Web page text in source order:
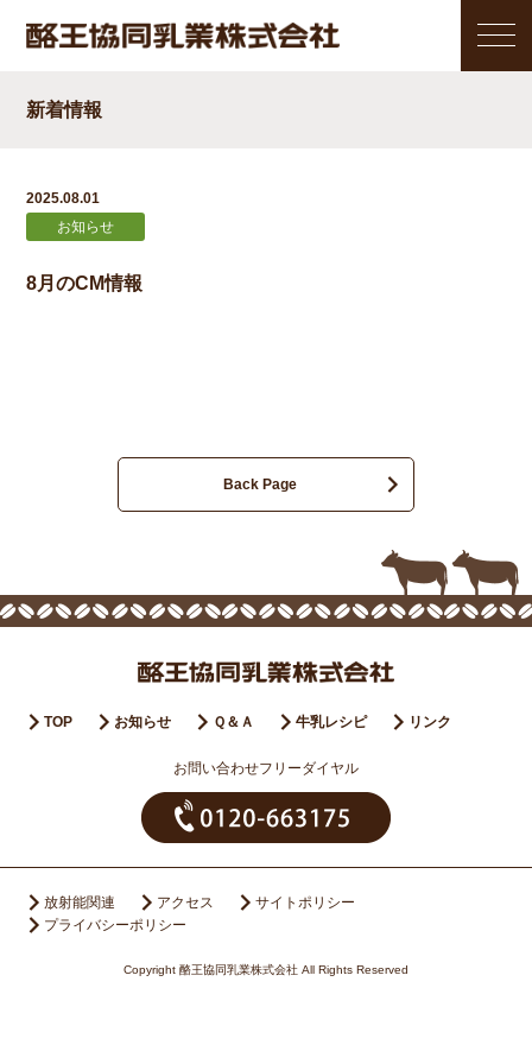
新着情報
2025.08.01
お知らせ
8月のCM情報
Back Page
TOP お知らせ Ｑ＆Ａ 牛乳レシピ リンク
お問い合わせフリーダイヤル
放射能関連 アクセス
サイトポリシー
プライバシーポリシー
Copyright 酪王協同乳業株式会社 All Rights Reserved